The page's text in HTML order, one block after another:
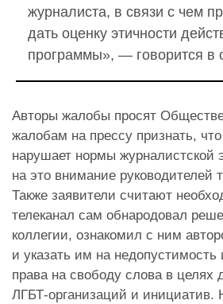
журналиста, в связи с чем
дать оценку этичности
программы», — говорится в
Авторы жалобы просят
жалобам на прессу признать,
нарушает нормы журналистской
на это внимание руководителей
Также заявители считают
телеканал сам обнародовал
коллегии, ознакомил с ним
и указать им на недопустимость
права на свободу слова в целях
ЛГБТ-организаций и инициатив.